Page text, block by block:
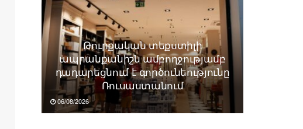
Թուրքական տեքստիլի
ապրանքանիշն ամբողջությամբ
դադարեցնում է գործունեությունը
Ռուսաստանում
06/08/2026